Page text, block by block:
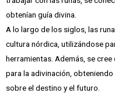
obtenían guía divina.
A lo largo de los siglos, las
cultura nórdica, utilizándose
herramientas. Además, se
para la adivinación,
sobre el destino y el futuro.